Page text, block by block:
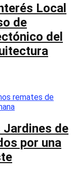
Local
de
del
Jardines de
por una